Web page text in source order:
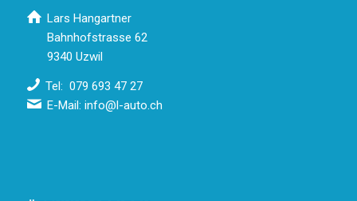
Lars Hangartner
Bahnhofstrasse 62
9340 Uzwil
Tel: 079 693 47 27
E-Mail:info@l-auto.ch